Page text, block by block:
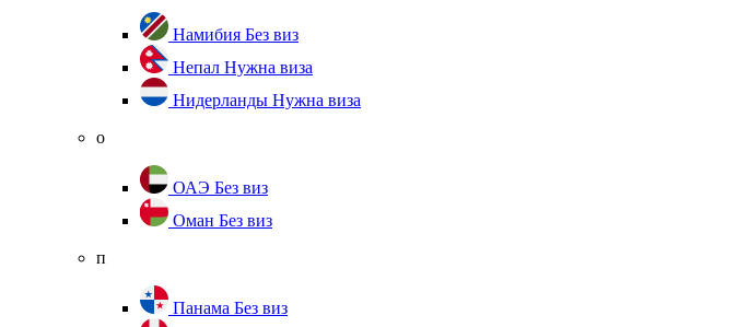
Намибия Без виз
Непал Нужна виза
Нидерланды Нужна виза
о
ОАЭ Без виз
Оман Без виз
п
Панама Без виз